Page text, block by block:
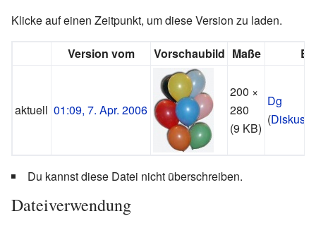
Klicke auf einen Zeitpunkt, um diese Version zu laden.
Version vom Vorschaubild Maße
aktuell 01:09, 7. Apr. 2006
200 ×
280
(9 KB)
Dg
(
Du kannst diese Datei nicht überschreiben.
Dateiverwendung